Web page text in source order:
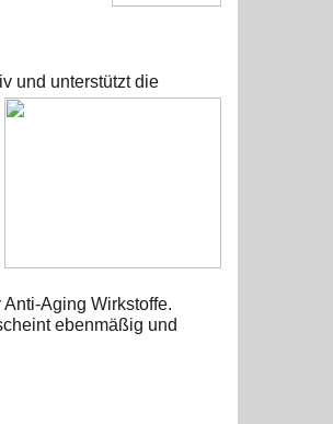
und unterstützt die
Aging Wirkstoffe.
ebenmäßig und